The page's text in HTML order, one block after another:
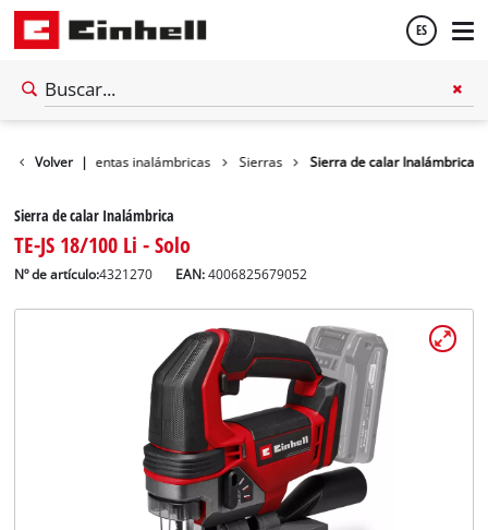
ES
Volver |
Herramientas inalámbricas Sierras Sierra de calar Inalámbrica
Sierra de calar Inalámbrica
TE-JS 18/100 Li - Solo
Nº de artículo:4321270 EAN:4006825679052